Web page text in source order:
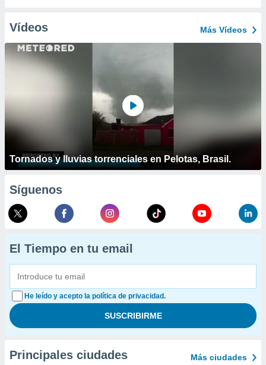
Vídeos Más Vídeos
Tornados y lluvias torrenciales en Pelotas, Brasil.
Síguenos
El Tiempo en tu email
He leído y acepto la política de privacidad.
Principales ciudades Más ciudades